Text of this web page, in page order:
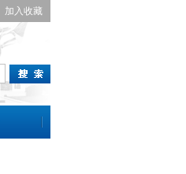
加入收藏